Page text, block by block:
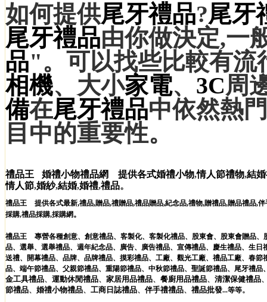
如何提供尾牙禮品?尾牙
尾牙禮品由你做決定,一
品"。可以找些比較有流
相機、大小家電、 3C周
備在尾牙禮品中依然熱
目中的重要性。
禮品王 婚禮小物禮品網 提供各式婚禮小物,情人節禮物,結
情人節,婚紗,結婚,婚禮,禮品。
禮品王 提供各式最新,禮品,贈品,禮贈品,禮品贈品,紀念品,禮物,贈禮品,贈品禮品,伴
採購,禮品採購,採購網。
禮品王 專營各種創意、 創意禮品、 客製化、 客製化禮品、 股東會、 股東會贈品、
品、 選舉、 選舉禮品、 週年紀念品、 廣告、 廣告禮品、 宣傳禮品、 慶生禮品、 生日
送禮、 開幕禮品、 品牌、 品牌禮品、 摸彩禮品、 工廠、 觀光工廠、 禮品工廠、 春節
品、 端午節禮品、 父親節禮品、 重陽節禮品、 中秋節禮品、 聖誕節禮品、 尾牙禮品
金工具禮品、 運動休閒禮品、 家居用品禮品、 餐廚用品禮品、 清潔保健禮品
節禮品、 婚禮小物禮品、 工商日誌禮品、 伴手禮禮品、 禮品批發...等等。